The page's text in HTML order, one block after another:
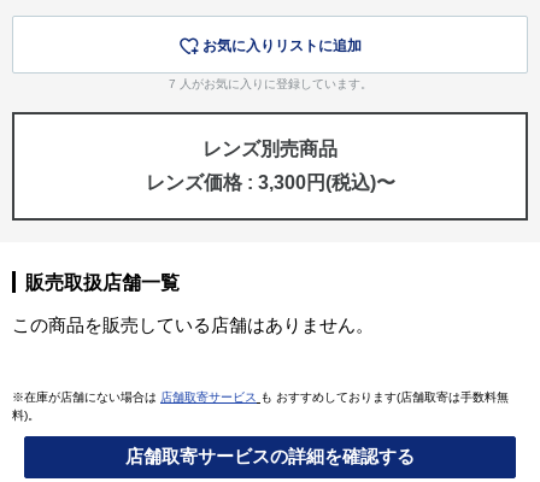
お気に入りリストに追加
7 人がお気に入りに登録しています。
レンズ別売商品
レンズ価格 : 3,300円(税込)〜
販売取扱店舗一覧
この商品を販売している店舗はありません。
※在庫が店舗にない場合は 店舗取寄サービス
も おすすめしております(店舗取寄は手数料無
料)。
店舗取寄サービスの詳細を確認する